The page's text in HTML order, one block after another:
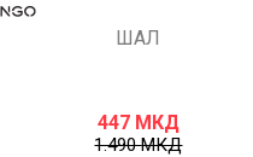
ШАЛ
447 МКД
1.490МКД